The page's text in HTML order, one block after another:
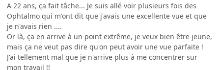
A 22 ans, ça fait tâche... Je suis allé voir plusieurs fois des
Ophtalmo qui m'ont dit que j'avais une excellente vue et que
je n'avais rien ....
Or là, ça en arrive à un point extrême, je veux bien être jeune,
mais ça ne veut pas dire qu'on peut avoir une vue parfaite !
J'ai tellement mal que je n'arrive plus à me concentrer sur
mon travail !!